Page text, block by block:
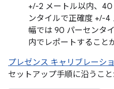
+/-2 メートル以内、
ンタイルで正確度 +/-4
幅では 90 パーセンタ
内でレポートすること
プレゼンス キャリブレーシ
セットアップ手順に沿うこと